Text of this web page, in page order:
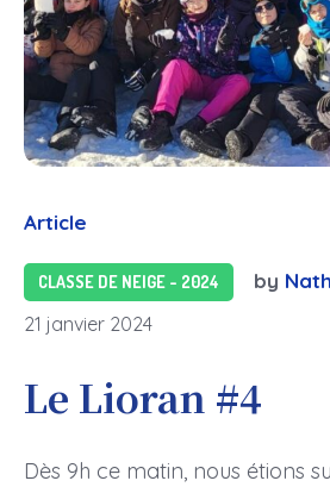
Article
CLASSE DE NEIGE - 2024 by
21 janvier 2024
Le Lioran #4
Dès 9h ce matin, nous étions